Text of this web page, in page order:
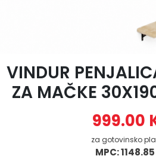
VINDUR
ZA MAČKE
999.00
za gotovinsko
MPC: